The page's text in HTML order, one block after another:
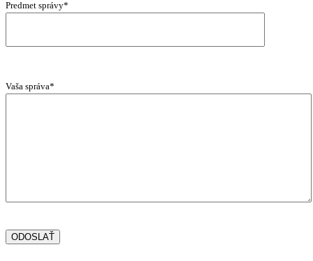
Predmet správy*
Vaša správa*
ODOSLAŤ